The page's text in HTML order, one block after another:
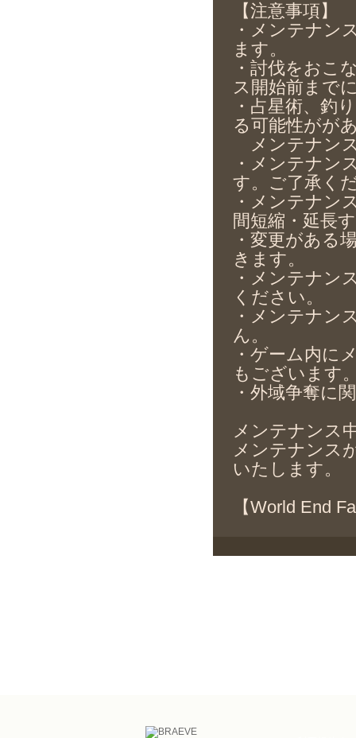
【注意事項】
・メンテナン
ます。
・討伐をおこ
ス開始前まで
・占星術、釣
る可能性がが
メンテナン
・メンテナン
す。ご了承く
・メンテナン
間短縮・延長
・変更がある
きます。
・メンテナン
ください。
・メンテナン
ん。
・ゲーム内に
もございます
・外域争奪に
メンテナンス
メンテナンス
いたします。
【World End